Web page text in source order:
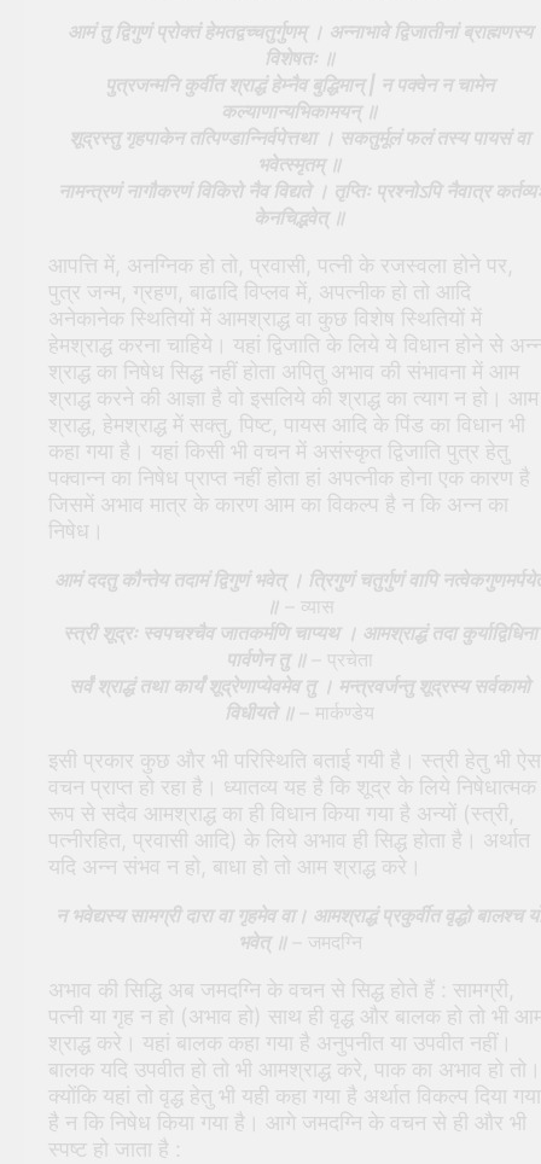
आमं तु द्विगुणं प्रोक्तं हेमतद्वच्चतुर्गुणम् । अन्नाभावे द्विजातीनां ब्राह्मणस्य
विशेषतः ॥
पुत्रजन्मनि कुर्वीत श्राद्धं हेम्नैव बुद्धिमान् | न पक्वेन न चामेन
कल्याणान्यभिकामयन् ॥
शूद्रस्तु गृहपाकेन तत्पिण्डान्निर्वपेत्तथा । सकतुर्मूलं फलं तस्य पायसं वा
भवेत्स्मृतम् ॥
नामन्त्रणं नागौकरणं विकिरो नैव विद्यते । तृप्तिः प्रश्नोऽपि नैवात्र कर्तव्यः
केनचिद्भवेत् ॥
आपत्ति में, अनग्निक हो तो, प्रवासी, पत्नी के रजस्वला होने पर,
पुत्र जन्म, ग्रहण, बाढादि विप्लव में, अपत्नीक हो तो आदि
अनेकानेक स्थितियों में आमश्राद्ध वा कुछ विशेष स्थितियों में
हेमश्राद्ध करना चाहिये। यहां द्विजाति के लिये ये विधान होने से
श्राद्ध का निषेध सिद्ध नहीं होता अपितु अभाव की संभावना में आम
श्राद्ध करने की आज्ञा है वो इसलिये की श्राद्ध का त्याग न हो। आम
श्राद्ध, हेमश्राद्ध में सक्तु, पिष्ट, पायस आदि के पिंड का विधान भी
कहा गया है। यहां किसी भी वचन में असंस्कृत द्विजाति पुत्र हेतु
पक्वान्न का निषेध प्राप्त नहीं होता हां अपत्नीक होना एक कारण है
जिसमें अभाव मात्र के कारण आम का विकल्प है न कि अन्न का
निषेध।
आमं ददतु कौन्तेय तदामं द्विगुणं भवेत् । त्रिगुणं चतुर्गुणं वापि
॥– व्यास
स्त्री शूद्रः स्वपचश्चैव जातकर्मणि चाप्यथ । आमश्राद्धं तदा कुर्याद्विधिना
पार्वणेन तु ॥
– प्रचेता
सर्वं श्राद्धं तथा कार्यं शूद्रेणाप्येवमेव तु । मन्त्रवर्जन्तु शूद्रस्य सर्वकामो
विधीयते ॥
– मार्कण्डेय
इसी प्रकार कुछ और भी परिस्थिति बताई गयी है। स्त्री हेतु भी
वचन प्राप्त हो रहा है। ध्यातव्य यह है कि शूद्र के लिये निषेधात्मक
रूप से सदैव आमश्राद्ध का ही विधान किया गया है अन्यों (स्त्री,
पत्नीरहित, प्रवासी आदि) के लिये अभाव ही सिद्ध होता है। अर्थात
यदि अन्न संभव न हो, बाधा हो तो आम श्राद्ध करे।
न भवेद्यस्य सामग्री दारा वा गृहमेव वा। आमश्राद्धं प्रकुर्वीत वृद्धो बालश्च
भवेत् ॥
– जमदग्नि
अभाव की सिद्धि अब जमदग्नि के वचन से सिद्ध होते हैं : सामग्री,
पत्नी या गृह न हो (अभाव हो) साथ ही वृद्ध और बालक हो तो भी
श्राद्ध करे। यहां बालक कहा गया है अनुपनीत या उपवीत नहीं।
बालक यदि उपवीत हो तो भी आमश्राद्ध करे, पाक का अभाव हो तो।
क्योंकि यहां तो वृद्ध हेतु भी यही कहा गया है अर्थात विकल्प दिया गया
है न कि निषेध किया गया है। आगे जमदग्नि के वचन से ही और भी
स्पष्ट हो जाता है :